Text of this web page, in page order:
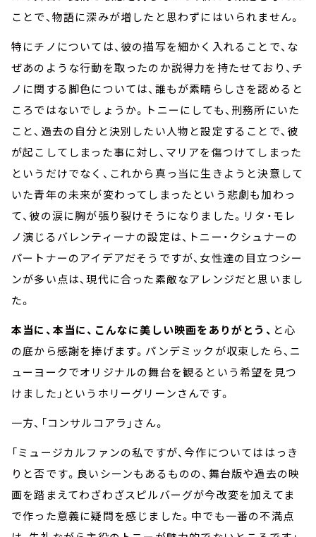
ことで、物語に深みが増したと思わずにはいられません。
特にチノについては、彼の描写を細かく入れることで、な
ぜあのような行動を取ったのか説得力を持たせており、チ
ノに関する脚色については、誰もが素晴らしさを認めると
ころではないでしょうか。トニーにしても、刑務所にいた
こと、過去の自分と決別したい人物と設定することで、彼
が起こしてしまった事に対し、マリアを傷つけてしまった
というだけでなく、これから真っ当に生きようと決意して
いた青年の未来が変わってしまったという悲劇も加わっ
て、彼の涙に胸が張り裂けそうになりました。リタ・モレ
ノ演じるバレンティーナの設定は、トニー・クシュナーの
パートナーのアイデアだそうですが、女性達の目立つシー
ンが多い点は、現代に合った素敵なアレンジだと思いまし
た。
本当に、本当に、こんなに美しい映画をありがとう、 と心
の底から感謝を捧げます。パンデミックが収束したら、ニ
ューヨークでオリジナルの舞台を観るという希望を見つ
けました」というホリーグリーンさんです。
一方、「コンサルコアラ」さん。
「ミュージカルファンの私ですが、今作についてははっき
りと否です。良いシーンもあるものの、舞台版や過去の映
画を踏まえてわざわざスピルバーグが今改変を加えてま
で作った意義に疑問を感じました。中でも一番の不満点